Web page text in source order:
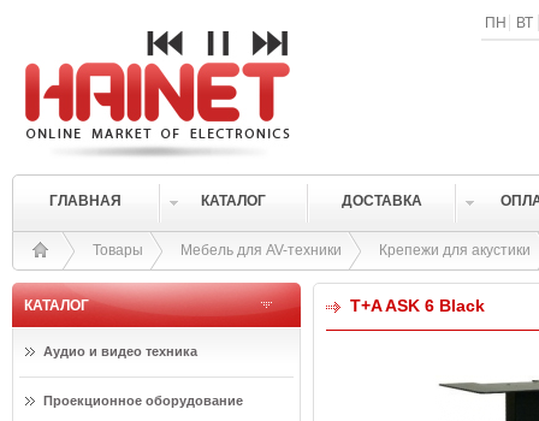
ПН ВТ
ГЛАВНАЯ КАТАЛОГ ДОСТАВКА
Товары Мебель для AV-техники Крепежи для акустики
КАТАЛОГ
Аудио и видео техника
Проекционное оборудование
T+A ASK 6 Black